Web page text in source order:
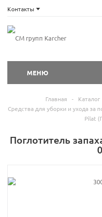
Контакты
МЕНЮ
Главная - Каталог
Средства для уборки и ухода за
Pilat
Поглотитель